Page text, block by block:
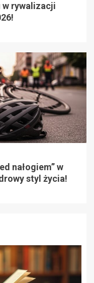
w rywalizacji
nałogiem” w
styl życia!